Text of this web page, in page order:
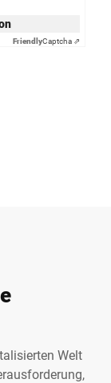
FriendlyCaptcha ⇗
Welt